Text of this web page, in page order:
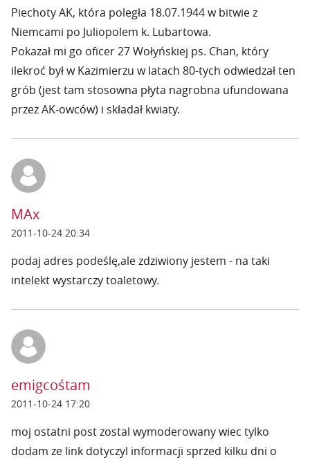
Piechoty AK, która poległa 18.07.1944 w bitwie z
Niemcami po Juliopolem k. Lubartowa.
Pokazał mi go oficer 27 Wołyńskiej ps. Chan, który
ilekroć był w Kazimierzu w latach 80-tych odwiedzał ten
grób (jest tam stosowna płyta nagrobna ufundowana
przez AK-owców) i składał kwiaty.
MAx
2011-10-24 20:34
podaj adres podeślę,ale zdziwiony jestem - na taki
intelekt wystarczy toaletowy.
emigcośtam
2011-10-24 17:20
moj ostatni post zostal wymoderowany wiec tylko
dodam ze link dotyczyl informacji sprzed kilku dni o